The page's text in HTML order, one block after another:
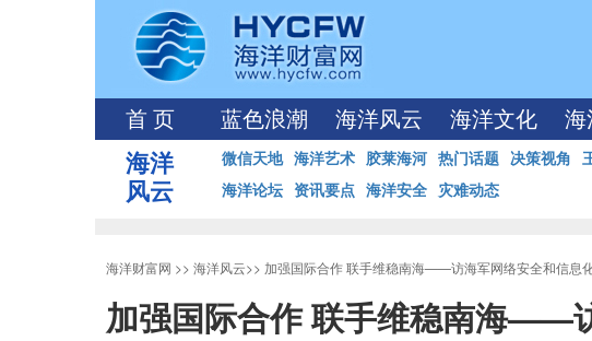
首 页 蓝色浪潮 海洋风云 海洋文化 海
海洋
风云
微信天地 海洋艺术 胶莱海河 热门话题 决策视角
海洋论坛 资讯要点 海洋安全 灾难动态
海洋财富网 >> 海洋风云>> 加强国际合作 联手维稳南海——访海军网络安全和信息
加强国际合作 联手维稳南海——